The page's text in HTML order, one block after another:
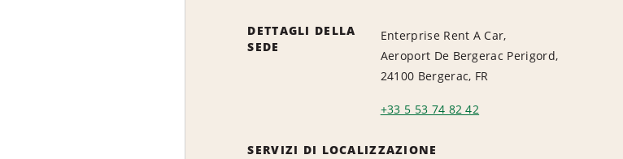
DETTAGLI DELLA
SEDE
Enterprise Rent A Car,
Aeroport De Bergerac Perigord,
24100 Bergerac, FR
+33 5 53 74 82 42
SERVIZI DI LOCALIZZAZIONE